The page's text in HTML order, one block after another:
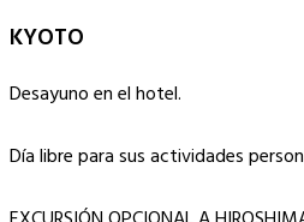
KYOTO
Desayuno en el hotel.
Día libre para sus actividades